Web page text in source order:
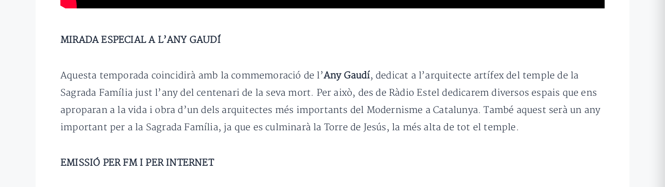
MIRADA ESPECIAL A L’ANY GAUDÍ
Aquesta temporada coincidirà amb la commemoració de l’Any Gaudí, dedicat a l’arquitecte artífex del temple de la
Sagrada Família just l’any del centenari de la seva mort. Per això, des de Ràdio Estel dedicarem diversos espais que ens
aproparan a la vida i obra d’un dels arquitectes més importants del Modernisme a Catalunya. També aquest serà un any
important per a la Sagrada Família, ja que es culminarà la Torre de Jesús, la més alta de tot el temple.
EMISSIÓ PER FM I PER INTERNET